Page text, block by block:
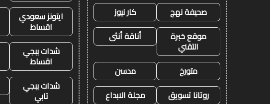
صحيفة نهج
كار نيوز
موقع خبرة
التقني
أناقة أنثى
متورخ
مدسن
روتانا تسويق
مجلة الابداع
ايتونز سعودي
اقساط
شدات ببجي
اقساط
شدات ببجي
تابي